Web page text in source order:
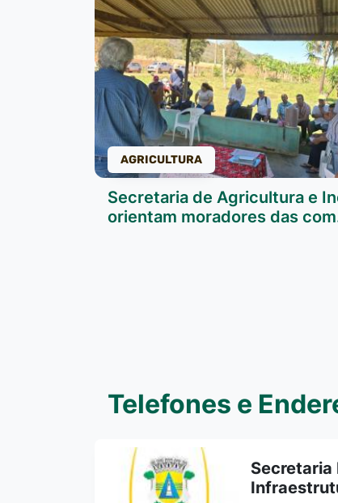
AGRICULTURA
Secretaria de Agricultura e
orientam moradores das
Telefones e
Secretaria